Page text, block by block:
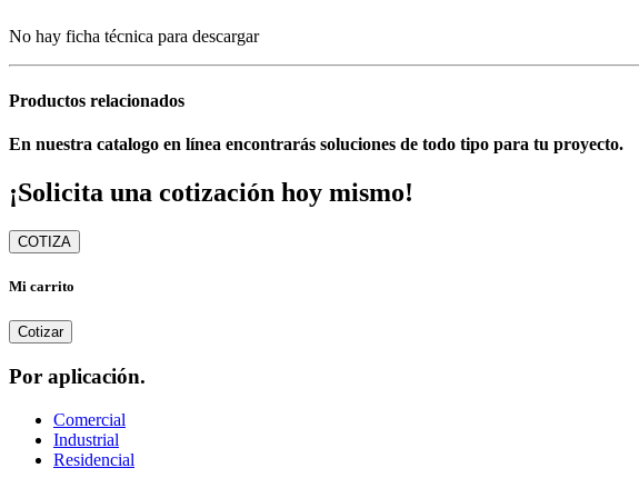
No hay ficha técnica para descargar
Productos relacionados
En nuestra catalogo en línea encontrarás soluciones de todo tipo para tu proyecto.
¡Solicita una cotización hoy mismo!
COTIZA
Mi carrito
Cotizar
Por aplicación.
Comercial
Industrial
Residencial